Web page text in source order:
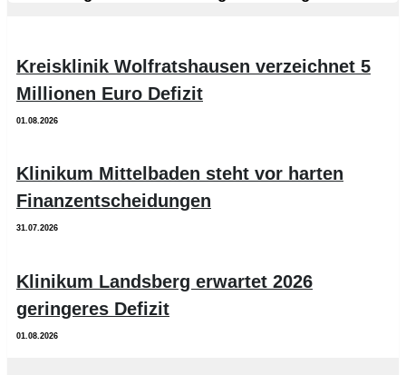
Kreisklinik Wolfratshausen verzeichnet 5
Millionen Euro Defizit
01.08.2026
Klinikum Mittelbaden steht vor harten
Finanzentscheidungen
31.07.2026
Klinikum Landsberg erwartet 2026
geringeres Defizit
01.08.2026